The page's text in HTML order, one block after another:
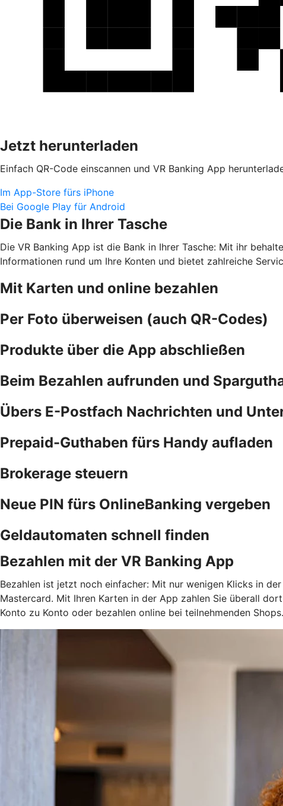
Jetzt herunterladen
Einfach QR-Code einscannen und VR Banking App
Im App-Store fürs iPhone
Bei Google Play für Android
Die Bank in Ihrer Tasche
Die VR Banking App ist die Bank in Ihrer Tasche: Mit ihr
Informationen rund um Ihre Konten und bietet zahlreiche
Mit Karten und online bezahlen
Per Foto überweisen (auch QR-Codes)
Produkte über die App abschließen
Beim Bezahlen aufrunden und
Übers E-Postfach Nachrichten und
Prepaid-Guthaben fürs Handy aufladen
Brokerage steuern
Neue PIN fürs OnlineBanking vergeben
Geldautomaten schnell finden
Bezahlen mit der VR Banking App
Bezahlen ist jetzt noch einfacher: Mit nur wenigen Klicks in
Mastercard. Mit Ihren Karten in der App zahlen Sie überall
Konto zu Konto oder bezahlen online bei teilnehmenden Shops.